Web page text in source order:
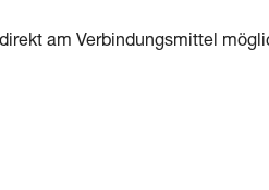
am Verbindungsmittel